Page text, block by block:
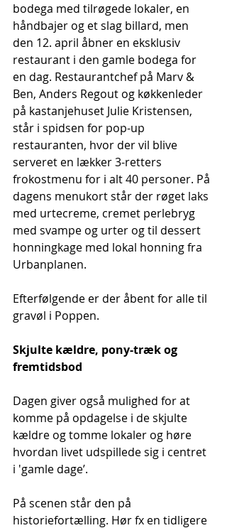
bodega med tilrøgede lokaler, en
håndbajer og et slag billard, men
den 12. april åbner en eksklusiv
restaurant i den gamle bodega for
en dag. Restaurantchef på Marv &
Ben, Anders Regout og køkkenleder
på kastanjehuset Julie Kristensen,
står i spidsen for pop-up
restauranten, hvor der vil blive
serveret en lækker 3-retters
frokostmenu for i alt 40 personer. På
dagens menukort står der røget laks
med urtecreme, cremet perlebryg
med svampe og urter og til dessert
honningkage med lokal honning fra
Urbanplanen.
Efterfølgende er der åbent for alle til
gravøl i Poppen.
Skjulte kældre, pony-træk og
fremtidsbod
Dagen giver også mulighed for at
komme på opdagelse i de skjulte
kældre og tomme lokaler og høre
hvordan livet udspillede sig i centret
i 'gamle dage’.
På scenen står den på
historiefortælling. Hør fx en tidligere